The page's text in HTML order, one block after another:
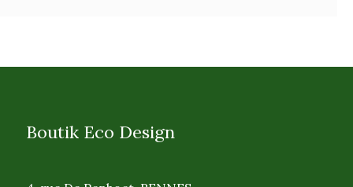
Boutik Eco Design